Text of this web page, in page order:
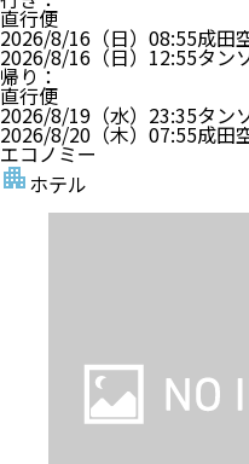
直行便
2026/8/16（日） 08:55成田
2026/8/16（日） 12:55タン
帰り ：
直行便
2026/8/19（水） 23:35タン
2026/8/20（木） 07:55成田
エコノミー
ホテル